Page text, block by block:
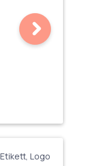
4.89 von 5 Sternen